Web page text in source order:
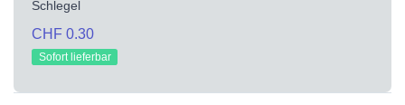
Schlegel
CHF 0.30
Sofort lieferbar